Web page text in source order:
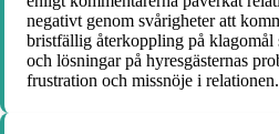
negativt genom svårigheter att
bristfällig återkoppling på klagomål
och lösningar på hyresgästernas
frustration och missnöje i relationen.